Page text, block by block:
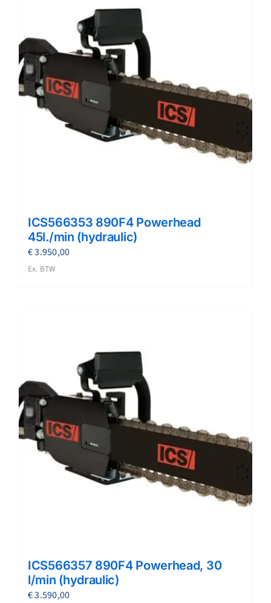
ICS566353 890F4 Powerhead
45l./min (hydraulic)
€3.950,00
Ex. BTW
ICS566357 890F4 Powerhead, 30
l/min (hydraulic)
€3.590,00